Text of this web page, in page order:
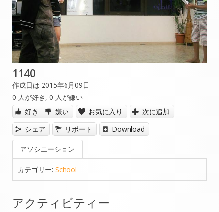
1140
作成日は 2015年6月09日
0 人が好き, 0 人が嫌い
好き
嫌い お気に入り
次に追加
シェア
リポート Download
アソシエーション
カテゴリー: School
アクティビティー